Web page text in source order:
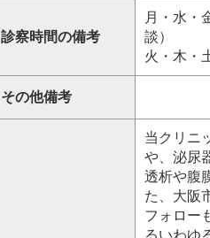
診察時間の備考
月・水・
談）
火・木・
その他備考
当クリニ
や、泌尿
透析や腹
た、大阪
フォロー